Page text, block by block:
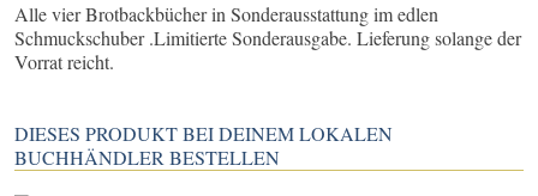
Alle vier Brotbackbücher in Sonderausstattung im edlen
Schmuckschuber .Limitierte Sonderausgabe. Lieferung solange der
Vorrat reicht.
DIESES PRODUKT BEI DEINEM LOKALEN
BUCHHÄNDLER BESTELLEN